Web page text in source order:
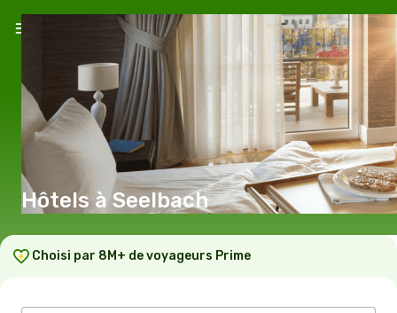
Hôtels à Seelbach
Choisi par 8M+ de voyageurs Prime